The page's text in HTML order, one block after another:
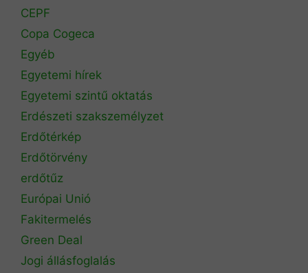
CEPF
Copa Cogeca
Egyéb
Egyetemi hírek
Egyetemi szintű oktatás
Erdészeti szakszemélyzet
Erdőtérkép
Erdőtörvény
erdőtűz
Európai Unió
Fakitermelés
Green Deal
Jogi állásfoglalás